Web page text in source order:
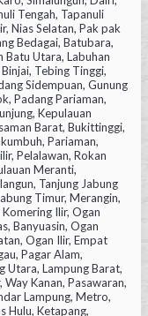
Tengah, Tapanuli
Nias Selatan, Pak pak
Bedagai, Batubara,
Batu Utara, Labuhan
Tebing Tinggi,
Sidempuan, Gunung
Padang Pariaman,
Kepulauan
Barat, Bukittinggi,
Pariaman,
Pelalawan, Rokan
Meranti,
Tanjung Jabung
Timur, Merangin,
Komering Ilir, Ogan
Banyuasin, Ogan
Ogan Ilir, Empat
Pagar Alam,
Utara, Lampung Barat,
Kanan, Pasawaran,
Lampung, Metro,
Hulu, Ketapang,